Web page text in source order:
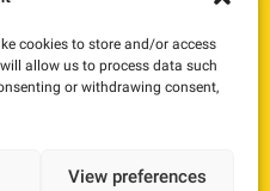
cookies to store and/or access
allow us to process data such
or withdrawing consent,
View preferences